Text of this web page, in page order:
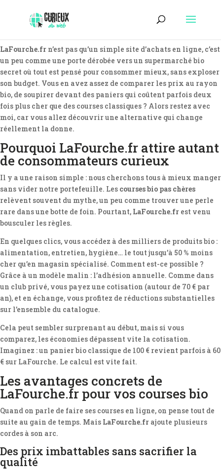
LaFourche.fr n’est pas qu’un simple site d’achats en ligne, c’est
un peu comme une porte dérobée vers un supermarché bio
secret où tout est pensé pour consommer mieux, sans exploser
son budget. Vous en avez assez de comparer les prix au rayon
bio, de soupirer devant des paniers qui coûtent parfois deux
fois plus cher que des courses classiques ? Alors restez avec
moi, car vous allez découvrir une alternative qui change
réellement la donne.
Pourquoi LaFourche.fr attire autant
de consommateurs curieux
Il y a une raison simple : nous cherchons tous à mieux manger
sans vider notre portefeuille. Les courses bio pas chères
relèvent souvent du mythe, un peu comme trouver une perle
rare dans une botte de foin. Pourtant, LaFourche.fr est venu
bousculer les règles.
En quelques clics, vous accédez à des milliers de produits bio :
alimentation, entretien, hygiène… le tout jusqu’à 50 % moins
cher qu’en magasin spécialisé. Comment est-ce possible ?
Grâce à un modèle malin : l’adhésion annuelle. Comme dans
un club privé, vous payez une cotisation (autour de 70 € par
an), et en échange, vous profitez de réductions substantielles
sur l’ensemble du catalogue.
Cela peut sembler surprenant au début, mais si vous
comparez, les économies dépassent vite la cotisation.
Imaginez : un panier bio classique de 100 € revient parfois à 60
€ sur LaFourche. Le calcul est vite fait.
Les avantages concrets de
LaFourche.fr pour vos courses bio
Quand on parle de faire ses courses en ligne, on pense tout de
suite au gain de temps. Mais LaFourche.fr ajoute plusieurs
cordes à son arc.
Des prix imbattables sans sacrifier la
qualité